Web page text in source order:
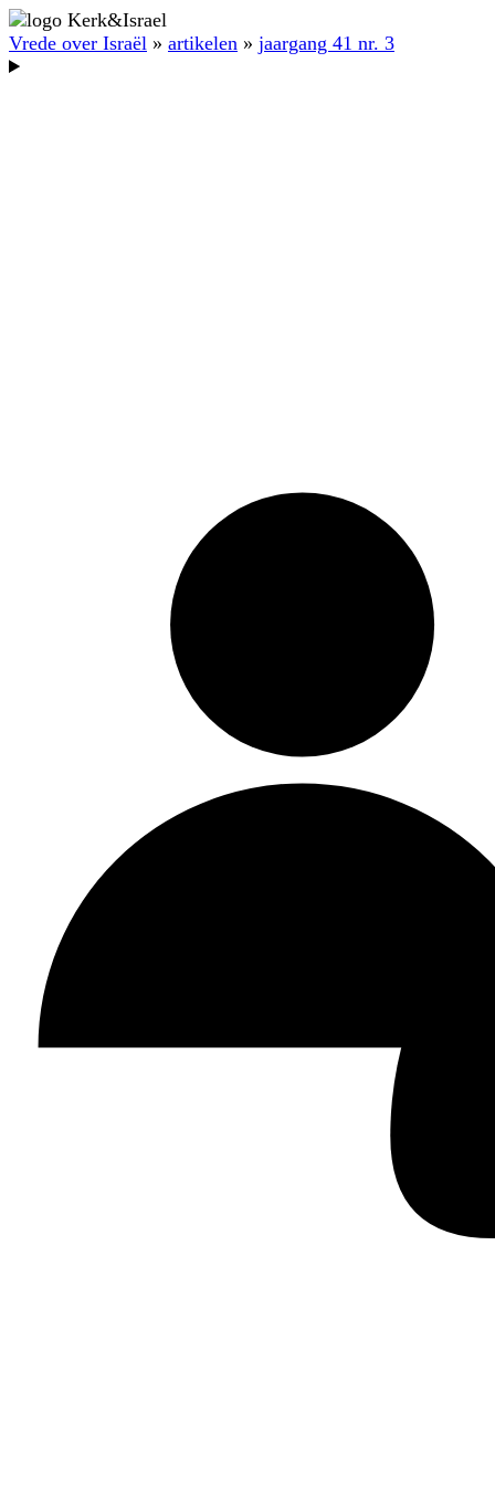
Vrede over Israël » artikelen » jaargang 41 nr. 3